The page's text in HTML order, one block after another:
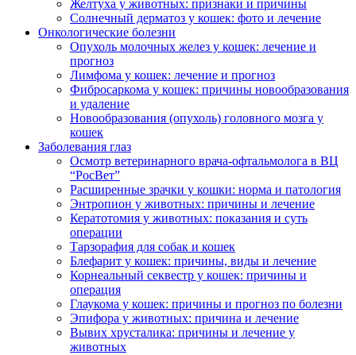
Желтуха у животных: признаки и причины
Солнечный дерматоз у кошек: фото и лечение
Онкологические болезни
Опухоль молочных желез у кошек: лечение и
прогноз
Лимфома у кошек: лечение и прогноз
Фибросаркома у кошек: причины новообразования
и удаление
Новообразования (опухоль) головного мозга у
кошек
Заболевания глаз
Осмотр ветеринарного врача-офтальмолога в ВЦ
“РосВет”
Расширенные зрачки у кошки: норма и патология
Энтропион у животных: причины и лечение
Кератотомия у животных: показания и суть
операции
Тарзорафия для собак и кошек
Блефарит у кошек: причины, виды и лечение
Корнеальный секвестр у кошек: причины и
операция
Глаукома у кошек: причины и прогноз по болезни
Эпифора у животных: причина и лечение
Вывих хрусталика: причины и лечение у
животных